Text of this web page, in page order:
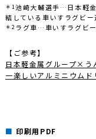
＊1池崎大輔選手…日本軽
結している車いすラグビー
＊2ラグ車…車いすラグビ
【ご参考】
日本軽金属グループ×う
一楽しいアルミニウム
印刷用PDF